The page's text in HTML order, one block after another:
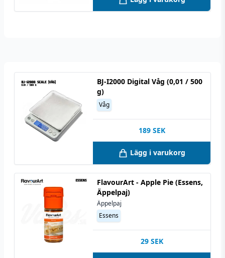
BJ-I2000 Digital Våg (0,01 / 500
g)
Våg
189 SEK
Lägg i varukorg
FlavourArt - Apple Pie (Essens,
Äppelpaj)
Äppelpaj
Essens
29 SEK